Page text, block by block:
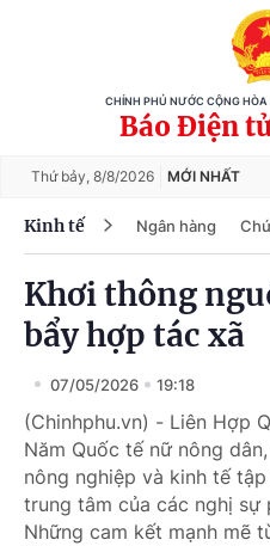
CHÍNH PHỦ NƯỚC CỘNG
Báo Điện
Thứ bảy, 8/8/2026 MỚI NHẤT
Kinh tế Ngân hàng
Khơi thông
bẩy hợp tác xã
07/05/2026 19:18
(Chinhphu.vn) - Liên Hợp
Năm Quốc tế nữ nông
nông nghiệp và kinh tế
trung tâm của các nghị sự
Những cam kết mạnh mẽ